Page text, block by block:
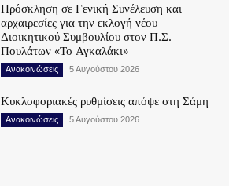
Πρόσκληση σε Γενική Συνέλευση και
αρχαιρεσίες για την εκλογή νέου
Διοικητικού Συμβουλίου στον Π.Σ.
Πουλάτων «Το Αγκαλάκι»
Ανακοινώσεις 5 Αυγούστου 2026
Κυκλοφοριακές ρυθμίσεις απόψε στη Σάμη
Ανακοινώσεις 5 Αυγούστου 2026